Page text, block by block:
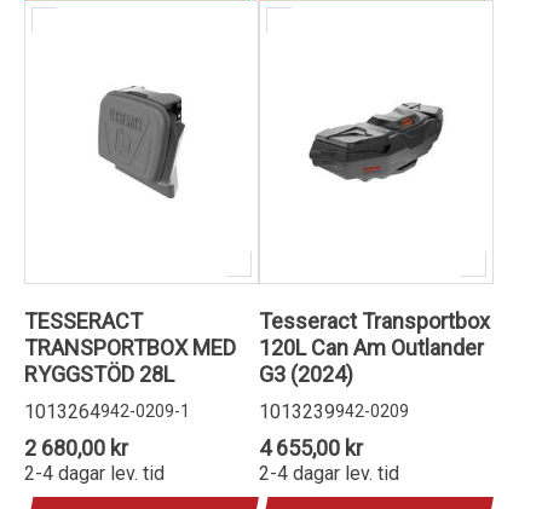
TESSERACT
TRANSPORTBOX MED
RYGGSTÖD 28L
1013264942-0209-1
2 680,00 kr
2-4 dagar lev. tid
Tesseract Transportbox
120L Can Am Outlander
G3 (2024)
1013239942-0209
4 655,00 kr
2-4 dagar lev. tid